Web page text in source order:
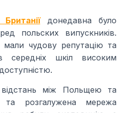
донедавна було
польских випускників.
мали чудову репутацію та
середніх шкіл високим
між Польщею та
та розгалужена мережа